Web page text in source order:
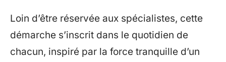
Loin d’être réservée aux spécialistes, cette
démarche s’inscrit dans le quotidien de
chacun, inspiré par la force tranquille d’un